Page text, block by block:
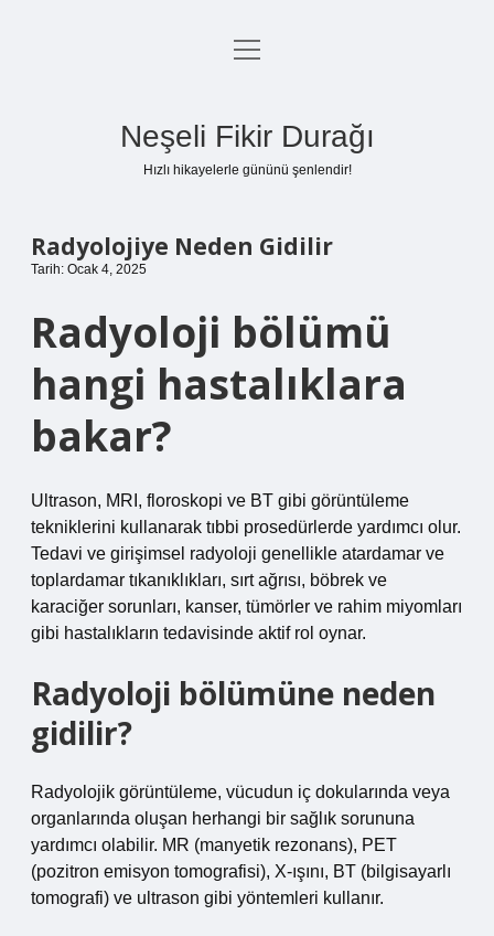
Anasayfa
menüyü
Neşeli Fikir Durağı
Hızlı hikayelerle gününü şenlendir!
Radyolojiye Neden Gidilir
Tarih: Ocak 4, 2025
Radyoloji bölümü
hangi hastalıklara
bakar?
Ultrason, MRI, floroskopi ve BT gibi görüntüleme
tekniklerini kullanarak tıbbi prosedürlerde yardımcı olur.
Tedavi ve girişimsel radyoloji genellikle atardamar ve
toplardamar tıkanıklıkları, sırt ağrısı, böbrek ve
karaciğer sorunları, kanser, tümörler ve rahim miyomları
gibi hastalıkların tedavisinde aktif rol oynar.
Radyoloji bölümüne neden
gidilir?
Radyolojik görüntüleme, vücudun iç dokularında veya
organlarında oluşan herhangi bir sağlık sorununa
yardımcı olabilir. MR (manyetik rezonans), PET
(pozitron emisyon tomografisi), X-ışını, BT (bilgisayarlı
tomografi) ve ultrason gibi yöntemleri kullanır.